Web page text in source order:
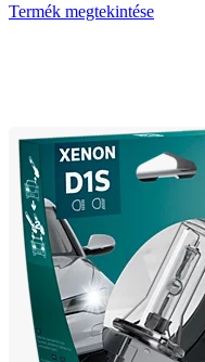
Termék megtekintése